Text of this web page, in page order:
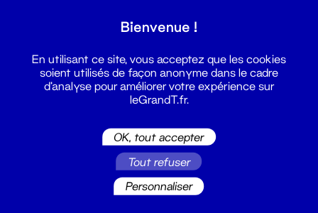
Bienvenue !
En utilisant ce site, vous acceptez que les cookies
soient utilisés de façon anonyme dans le cadre
d'analyse pour améliorer votre expérience sur
leGrandT.fr.
OK, tout accepter
Tout refuser
Personnaliser